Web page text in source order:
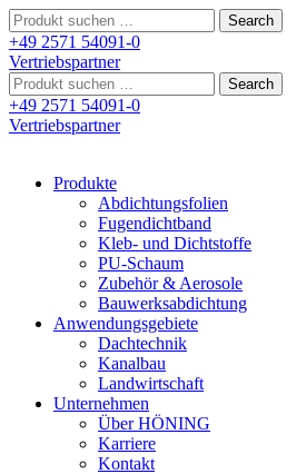
Search
for:
+49 2571 54091-0
Vertriebspartner
Search
for:
+49 2571 54091-0
Vertriebspartner
Produkte
Abdichtungsfolien
Fugendichtband
Kleb- und Dichtstoffe
PU-Schaum
Zubehör & Aerosole
Bauwerksabdichtung
Anwendungsgebiete
Dachtechnik
Kanalbau
Landwirtschaft
Unternehmen
Über HÖNING
Karriere
Kontakt